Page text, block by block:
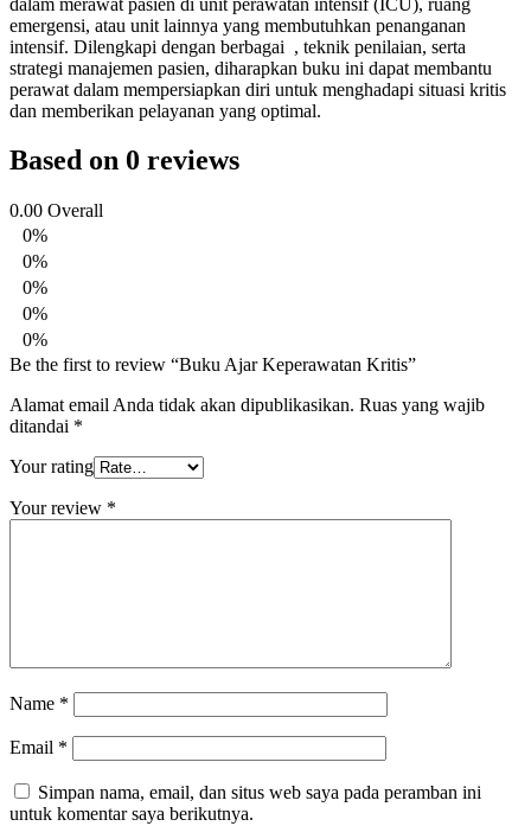
emergensi, atau unit lainnya yang membutuhkan penanganan
intensif. Dilengkapi dengan berbagai , teknik penilaian, serta
strategi manajemen pasien, diharapkan buku ini dapat membantu
perawat dalam mempersiapkan diri untuk menghadapi situasi kritis
dan memberikan pelayanan yang optimal.
Based on 0 reviews
0.00 Overall
0%
0%
0%
0%
0%
Be the first to review “Buku Ajar Keperawatan Kritis”
Alamat email Anda tidak akan dipublikasikan. Ruas yang wajib
ditandai *
Your rating
Your review *
Name *
Email *
Simpan nama, email, dan situs web saya pada peramban ini
untuk komentar saya berikutnya.